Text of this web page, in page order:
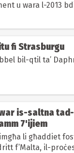
u wara l-2013
fi Strasburgu
bil-qtil ta’
is-saltna
7'ijiem
li għaddiet
f’Malta, il-